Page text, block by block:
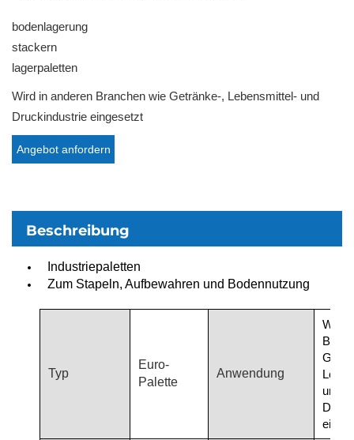
bodenlagerung
stackern
lagerpaletten
Wird in anderen Branchen wie Getränke-, Lebensmittel- und
Druckindustrie eingesetzt
Angebot anfordern
Beschreibung
Industriepaletten
Zum Stapeln, Aufbewahren und Bodennutzung
Typ
Euro-
Palette
Anwendung
Wird
und